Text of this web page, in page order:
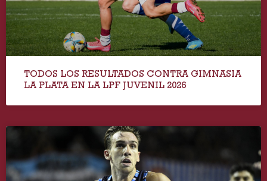
TODOS LOS RESULTADOS CONTRA GIMNASIA
LA PLATA EN LA LPF JUVENIL 2026